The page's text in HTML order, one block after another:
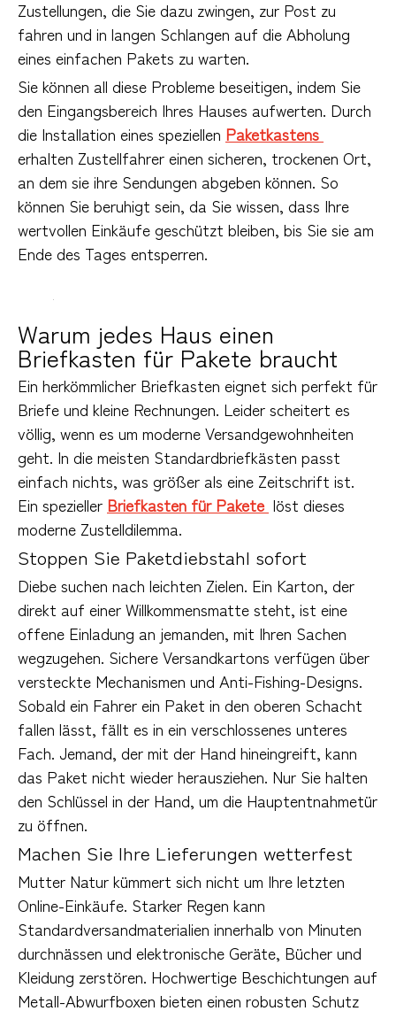
Zustellungen, die Sie dazu zwingen, zur Post zu
fahren und in langen Schlangen auf die Abholung
eines einfachen Pakets zu warten.
Sie können all diese Probleme beseitigen, indem Sie
den Eingangsbereich Ihres Hauses aufwerten. Durch
die Installation eines speziellen
erhalten Zustellfahrer einen sicheren, trockenen Ort,
an dem sie ihre Sendungen abgeben können. So
können Sie beruhigt sein, da Sie wissen, dass Ihre
wertvollen Einkäufe geschützt bleiben, bis Sie sie am
Ende des Tages entsperren.
Warum jedes Haus einen
Briefkasten für Pakete braucht
Ein herkömmlicher Briefkasten eignet sich perfekt für
Briefe und kleine Rechnungen. Leider scheitert es
völlig, wenn es um moderne Versandgewohnheiten
geht. In die meisten Standardbriefkästen passt
einfach nichts, was größer als eine Zeitschrift ist.
Ein spezieller Briefkasten für Pakete löst dieses
moderne Zustelldilemma.
Stoppen Sie Paketdiebstahl sofort
Diebe suchen nach leichten Zielen. Ein Karton, der
direkt auf einer Willkommensmatte steht, ist eine
offene Einladung an jemanden, mit Ihren Sachen
wegzugehen. Sichere Versandkartons verfügen über
versteckte Mechanismen und Anti-Fishing-Designs.
Sobald ein Fahrer ein Paket in den oberen Schacht
fallen lässt, fällt es in ein verschlossenes unteres
Fach. Jemand, der mit der Hand hineingreift, kann
das Paket nicht wieder herausziehen. Nur Sie halten
den Schlüssel in der Hand, um die Hauptentnahmetür
zu öffnen.
Machen Sie Ihre Lieferungen wetterfest
Mutter Natur kümmert sich nicht um Ihre letzten
Online-Einkäufe. Starker Regen kann
Standardversandmaterialien innerhalb von Minuten
durchnässen und elektronische Geräte, Bücher und
Kleidung zerstören. Hochwertige Beschichtungen auf
Metall-Abwurfboxen bieten einen robusten Schutz